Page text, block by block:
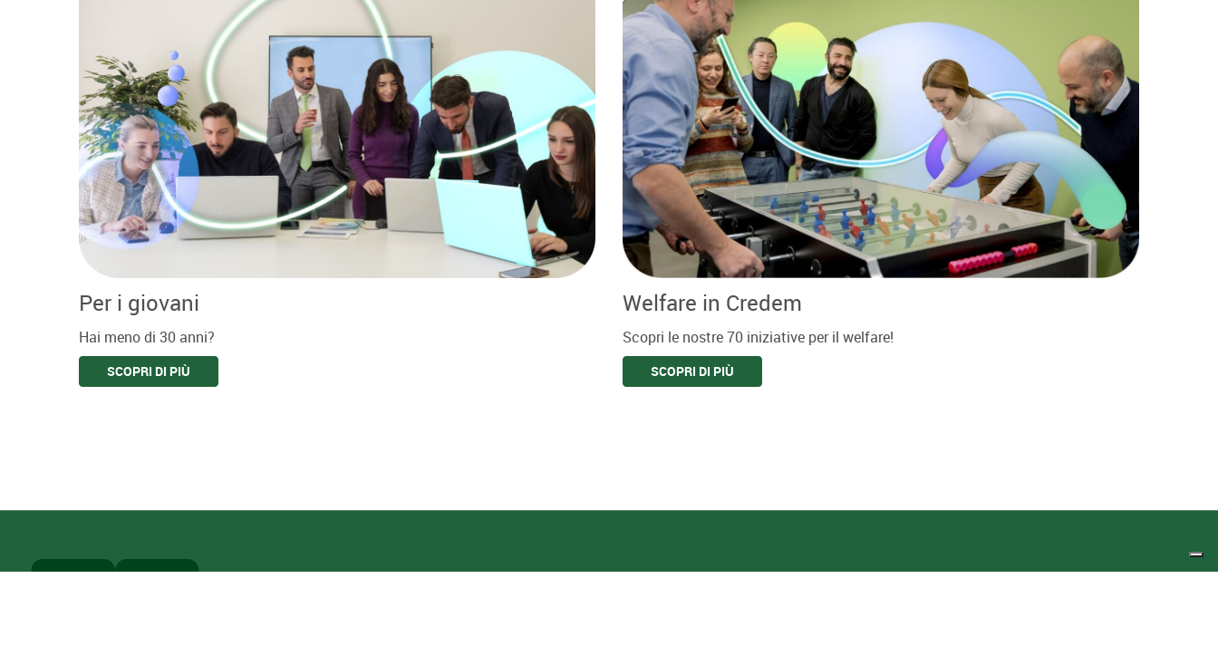
Per i giovani
Hai meno di 30 anni?
SCOPRI DI PIÙ
Welfare in Credem
Scopri le nostre 70 iniziative per il welfare!
SCOPRI DI PIÙ